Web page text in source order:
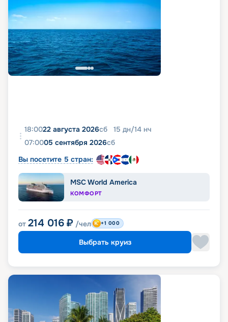
18:0022 августа 2026сб 15 дн/14 нч
07:0005 сентября 2026сб
Вы посетите 5 стран:
MSC World America
КОМФОРТ
от 214 016 ₽ /чел +1 000
Выбрать круиз